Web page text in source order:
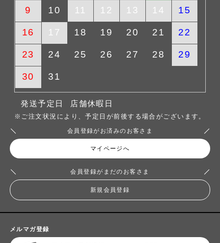
9 10 11 12 13 14 15
16 17 18 19 20 21 22
23 24 25 26 27 28 29
30 31
発送予定日 店舗休暇日
※ご注文状況により、予定日が前後する場合がございます。
会員登録がお済みのお客さま
マイページへ
会員登録がまだのお客さま
新規会員登録
メルマガ登録